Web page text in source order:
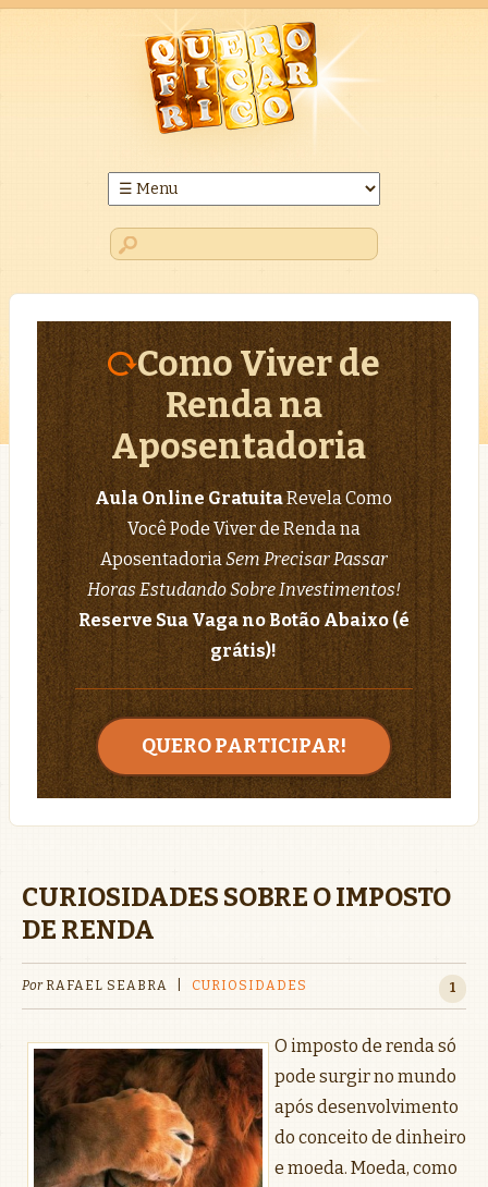
Como Viver de
Renda na
Aposentadoria
Aula Online GratuitaRevela Como
Você Pode Viver de Renda na
AposentadoriaSem Precisar Passar
Horas Estudando Sobre Investimentos!
Reserve Sua Vaga no Botão Abaixo (é
grátis)!
QUERO PARTICIPAR!
CURIOSIDADES SOBRE O IMPOSTO
DE RENDA
Por RAFAEL SEABRA CURIOSIDADES 1
O imposto de renda só
pode surgir no mundo
após desenvolvimento
do conceito de dinheiro
e moeda. Moeda, como